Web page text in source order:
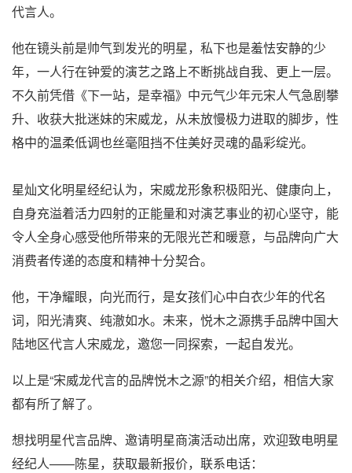
代言人。
他在镜头前是帅气到发光的明星，私下也是羞怯安静的少
年，一人行在钟爱的演艺之路上不断挑战自我、更上一层。
不久前凭借《下一站，是幸福》中元气少年元宋人气急剧攀
升、收获大批迷妹的宋威龙，从未放慢极力进取的脚步，性
格中的温柔低调也丝毫阻挡不住美好灵魂的晶彩绽光。
星灿文化明星经纪认为，宋威龙形象积极阳光、健康向上，
自身充溢着活力四射的正能量和对演艺事业的初心坚守，能
令人全身心感受他所带来的无限光芒和暖意，与品牌向广大
消费者传递的态度和精神十分契合。
他，干净耀眼，向光而行，是女孩们心中白衣少年的代名
词，阳光清爽、纯澈如水。未来，悦木之源携手品牌中国大
陆地区代言人宋威龙，邀您一同探索，一起自发光。
以上是“宋威龙代言的品牌悦木之源”的相关介绍，相信大家
都有所了解了。
想找明星代言品牌、邀请明星商演活动出席，欢迎致电明星
经纪人——陈星，获取最新报价，联系电话：